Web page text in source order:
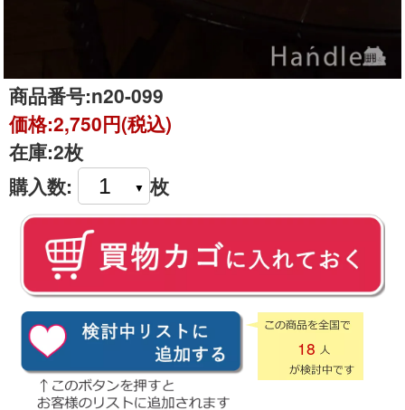
商品番号:n20-099
価格:2,750円(税込)
在庫:2枚
購入数:
枚
18